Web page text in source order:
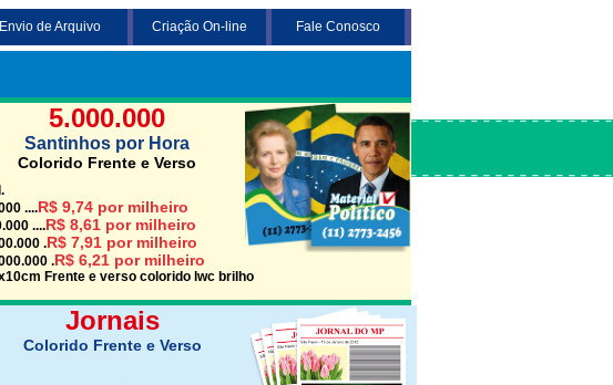
Envio de Arquivo Criação On-line Fale Conosco
5.000.000
Santinhos por Hora
Colorido Frente e Verso
....R$ 9,74 por milheiro
....R$ 8,61 por milheiro
.R$ 7,91 por milheiro
.R$ 6,21 por milheiro
Frente e verso colorido lwc brilho
Jornais
Colorido Frente e Verso